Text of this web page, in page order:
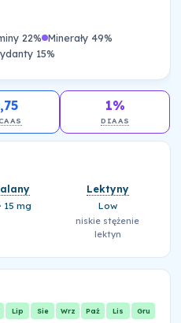
22% Minerały 49%
15%
1%
DIAAS
15 mg
Lektyny
Low
niskie stężenie
lektyn
Lip Sie Wrz Paź Lis Gru